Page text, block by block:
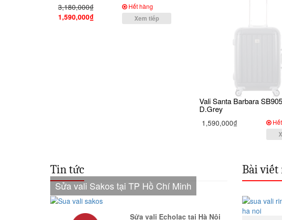
3,180,000₫
1,590,000₫
Hết hàng
Xem tiếp
Vali Santa Barbara
D.Grey
1,590,000₫
Tin tức
Sửa vali Sakos tại TP Hồ Chí Minh
Sửa vali Echolac tại Hà Nội
Bài viết